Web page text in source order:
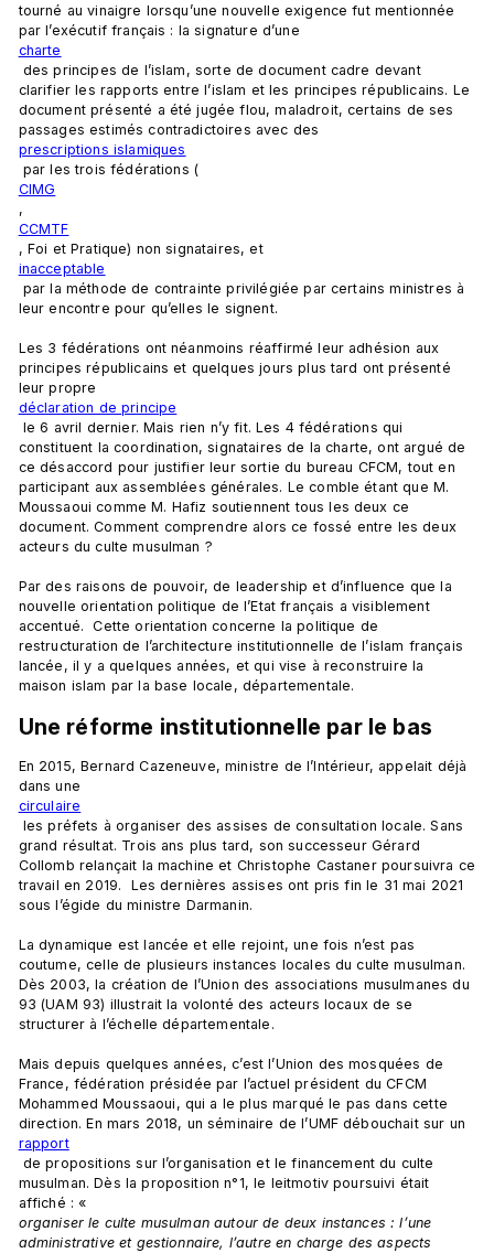
tourné au vinaigre lorsqu’une nouvelle exigence fut mentionnée
par l’exécutif français : la signature d’une
charte
clarifier les rapports entre l’islam et les principes républicains. Le
document présenté a été jugée flou, maladroit, certains de ses
passages estimés contradictoires avec des
prescriptions islamiques
par les trois fédérations (
CIMG
,
CCMTF
, Foi et Pratique) non signataires, et
inacceptable
leur encontre pour qu’elles le signent.
Les 3 fédérations ont néanmoins réaffirmé leur adhésion aux
principes républicains et quelques jours plus tard ont présenté
leur propre
déclaration de principe
constituent la coordination, signataires de la charte, ont argué de
ce désaccord pour justifier leur sortie du bureau CFCM, tout en
participant aux assemblées générales. Le comble étant que M.
Moussaoui comme M. Hafiz soutiennent tous les deux ce
document. Comment comprendre alors ce fossé entre les deux
acteurs du culte musulman ?
Par des raisons de pouvoir, de leadership et d’influence que la
nouvelle orientation politique de l’Etat français a visiblement
accentué.  Cette orientation concerne la politique de
restructuration de l’architecture institutionnelle de l’islam français
lancée, il y a quelques années, et qui vise à reconstruire la
Une réforme institutionnelle par le bas
En 2015, Bernard Cazeneuve, ministre de l’Intérieur, appelait déjà
dans une
circulaire
grand résultat. Trois ans plus tard, son successeur Gérard
Collomb relançait la machine et Christophe Castaner poursuivra ce
travail en 2019.  Les dernières assises ont pris fin le 31 mai 2021
sous l’égide du ministre Darmanin.
La dynamique est lancée et elle rejoint, une fois n’est pas
coutume, celle de plusieurs instances locales du culte musulman.
Dès 2003, la création de l’Union des associations musulmanes du
93 (UAM 93) illustrait la volonté des acteurs locaux de se
structurer à l’échelle départementale.
Mais depuis quelques années, c’est l’Union des mosquées de
France, fédération présidée par l’actuel président du CFCM
Mohammed Moussaoui, qui a le plus marqué le pas dans cette
direction. En mars 2018, un séminaire de l’UMF débouchait sur un
rapport
musulman. Dès la proposition n°1, le leitmotiv poursuivi était
affiché : «
organiser le culte musulman autour de deux instances : l’une
administrative et gestionnaire, l’autre en charge des aspects